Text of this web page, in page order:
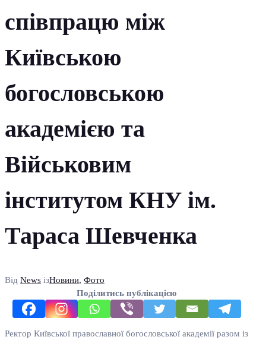
співпрацю між
Київською
богословською
академією та
Військовим
інститутом КНУ ім.
Тараса Шевченка
Від News ізНовини, Фото
Поділитись публікацією
Ректор Київської православної богословської академії разом із